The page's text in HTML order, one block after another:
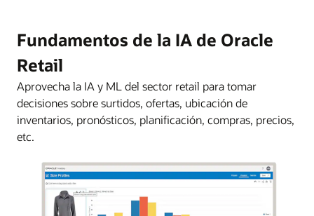
Fundamentos de la IA de Oracle
Retail
Aprovecha la IA y ML del sector retail para tomar
decisiones sobre surtidos, ofertas, ubicación de
inventarios, pronósticos, planificación, compras, precios,
etc.